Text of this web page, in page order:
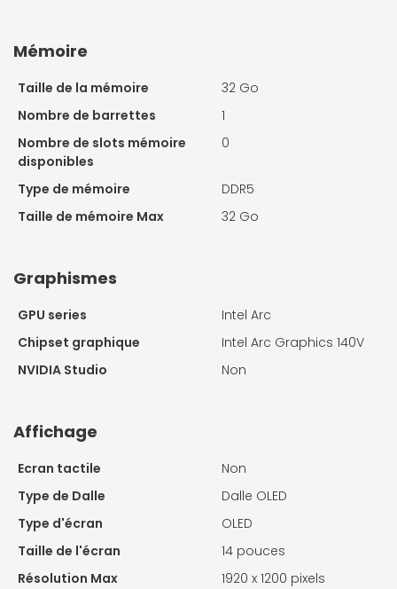
Mémoire
Taille de la mémoire
32 Go
Nombre de barrettes
1
Nombre de slots mémoire
disponibles
0
Type de mémoire
DDR5
Taille de mémoire Max
32 Go
Graphismes
GPU series
Intel Arc
Chipset graphique
Intel Arc Graphics 140V
NVIDIA Studio
Non
Affichage
Ecran tactile
Non
Type de Dalle
Dalle OLED
Type d'écran
OLED
Taille de l'écran
14 pouces
Résolution Max
1920 x 1200 pixels